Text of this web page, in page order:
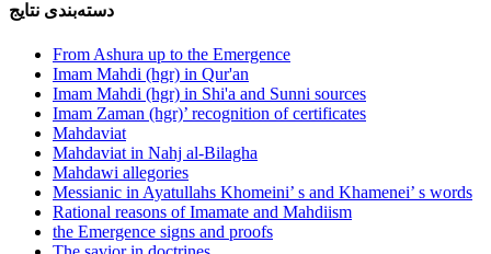
دسته‌بندی نتایج
From Ashura up to the Emergence
Imam Mahdi (hgr) in Qur'an
Imam Mahdi (hgr) in Shi'a and Sunni sources
Imam Zaman (hgr)’ recognition of certificates
Mahdaviat
Mahdaviat in Nahj al-Bilagha
Mahdawi allegories
Messianic in Ayatullahs Khomeini’ s and Khamenei’ s words
Rational reasons of Imamate and Mahdiism
the Emergence signs and proofs